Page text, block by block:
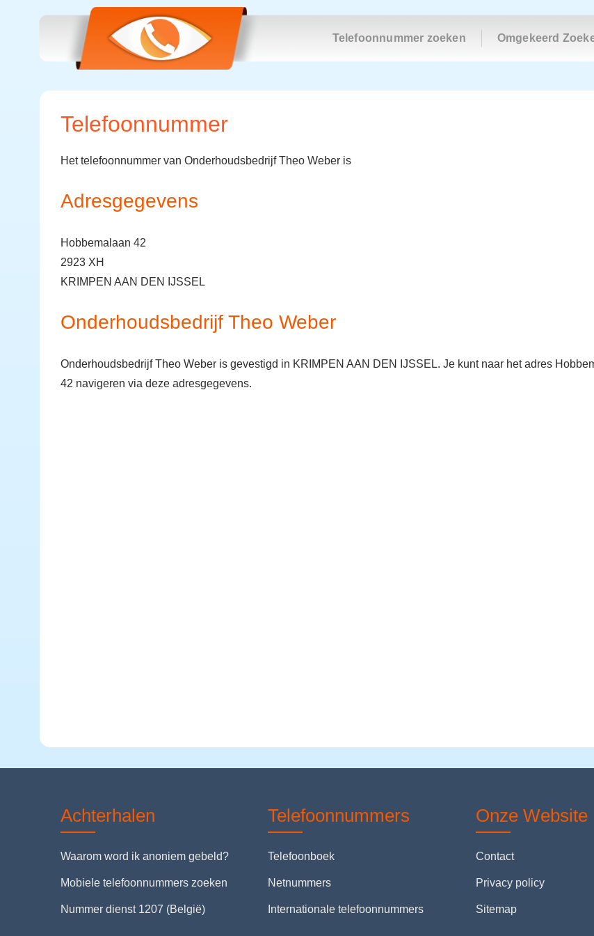
Telefoonnummer zoeken Omgekeerd
Telefoonnummer
Het telefoonnummer van Onderhoudsbedrijf Theo Weber is
Adresgegevens
Hobbemalaan 42
2923 XH
KRIMPEN AAN DEN IJSSEL
Onderhoudsbedrijf Theo Weber
Onderhoudsbedrijf Theo Weber is gevestigd in KRIMPEN AAN DEN IJSSEL. Je kunt naar het adres
42 navigeren via deze adresgegevens.
Achterhalen
Waarom word ik anoniem gebeld?
Mobiele telefoonnummers zoeken
Nummer dienst 1207 (België)
Telefoonnummers
Telefoonboek
Netnummers
Internationale telefoonnummers
Onze Website
Contact
Privacy policy
Sitemap